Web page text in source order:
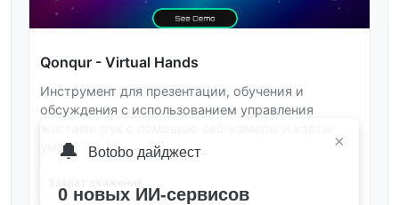
Qonqur - Virtual Hands
Инструмент для презентации, обучения и
обсуждения с использованием управления
ума.
×
🔔 Botobo дайджест
0 новых ИИ-сервисов